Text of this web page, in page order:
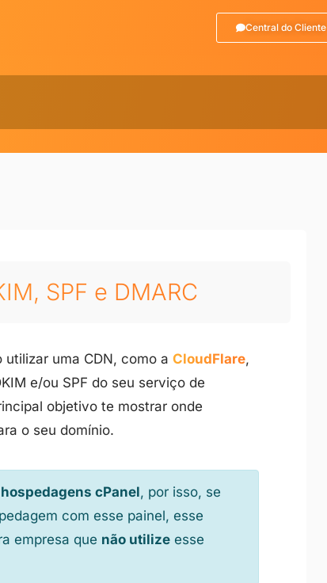
Central do Cliente
SPF e DMARC
uma CDN, como a CloudFlare,
e/ou SPF do seu serviço de
objetivo te mostrar onde
o seu domínio.
hospedagens cPanel, por isso, se
com esse painel, esse
empresa que não utilize esse